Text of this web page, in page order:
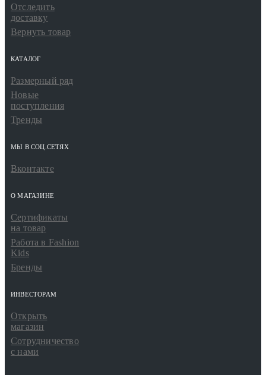
Отследить
доставку
Вернуть товар
КАТАЛОГ
Размерный ряд
Новые
поступления
Тренды
МЫ В СОЦ.СЕТЯХ
Вконтакте
О МАГАЗИНЕ
Сертификаты
на товар
Работа в Fashion
Kids
Бренды
ИНВЕСТОРАМ
Открыть
магазин
Сотрудничество
с нами